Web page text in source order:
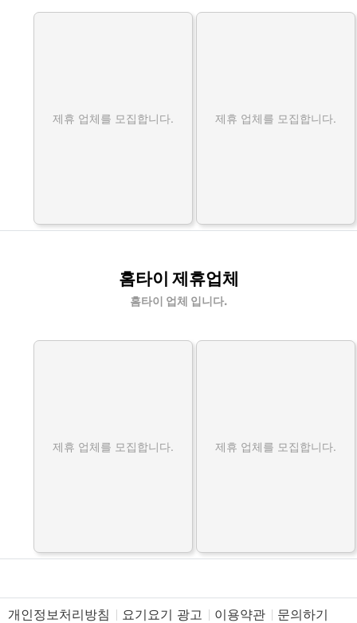
제휴 업체를 모집합니다. 제휴 업체를 모집합니다.
홈타이 제휴업체
홈타이 업체 입니다.
제휴 업체를 모집합니다. 제휴 업체를 모집합니다.
개인정보처리방침 요기요기 광고 이용약관 문의하기